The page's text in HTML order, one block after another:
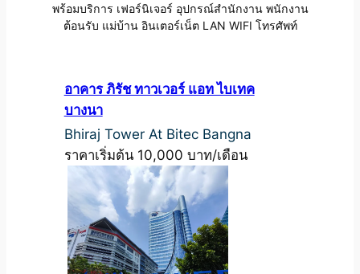
พร้อมบริการ เฟอร์นิเจอร์ อุปกรณ์สำนักงาน พนักงาน
ต้อนรับ แม่บ้าน อินเตอร์เน็ต LAN WIFI โทรศัพท์
อาคาร ภิรัช ทาวเวอร์ แอท ไบเทค
บางนา
Bhiraj Tower At Bitec Bangna
ราคาเริ่มต้น 10,000 บาท/เดือน